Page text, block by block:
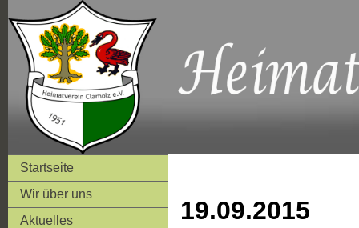
Startseite
Wir über uns
Aktuelles
19.09.2015